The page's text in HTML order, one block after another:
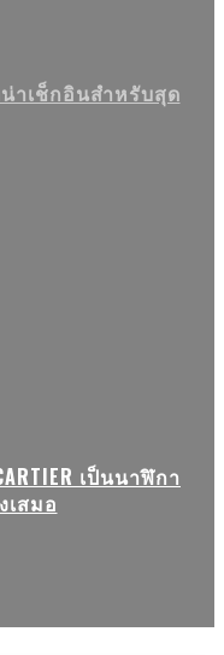
ดน่าเช็กอินสำหรับสุด
เป็นนาฬิกา
สมอ